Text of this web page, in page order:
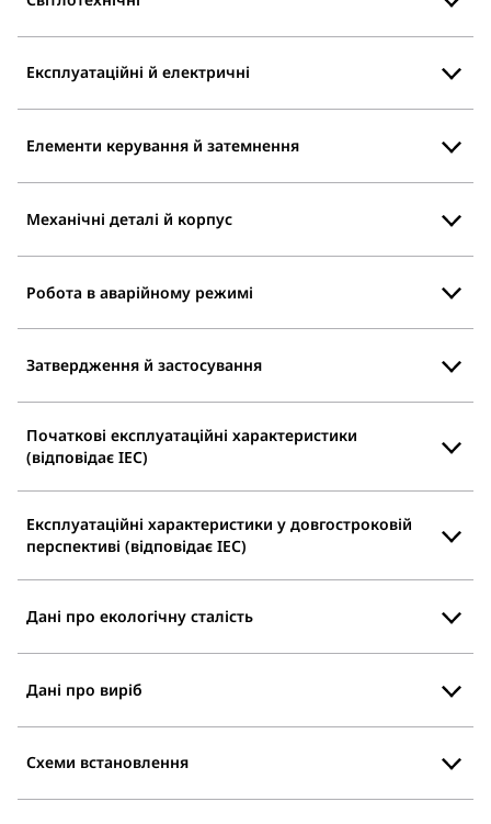
Експлуатаційні й електричні
Елементи керування й затемнення
Механічні деталі й корпус
Робота в аварійному режимі
Затвердження й застосування
Початкові експлуатаційні характеристики
(відповідає IEC)
Експлуатаційні характеристики у довгостроковій
перспективі (відповідає IEC)
Дані про екологічну сталість
Дані про виріб
Схеми встановлення